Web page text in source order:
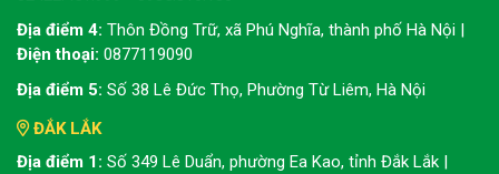
Địa điểm 4: Thôn Đồng Trữ, xã Phú Nghĩa, thành phố Hà Nội |
Điện thoại: 0877119090
Địa điểm 5: Số 38 Lê Đức Thọ, Phường Từ Liêm, Hà Nội
ĐẮK LẮK
Địa điểm 1: Số 349 Lê Duẩn, phường Ea Kao, tỉnh Đắk Lắk |